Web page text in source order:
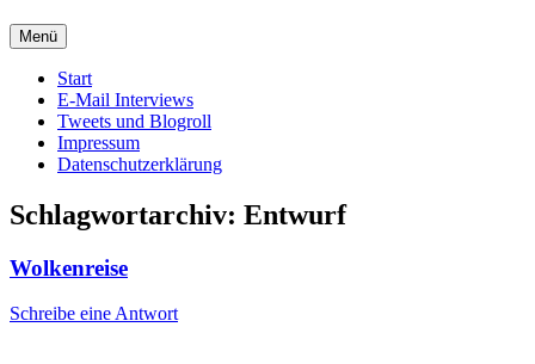
Menü
Start
E-Mail Interviews
Tweets und Blogroll
Impressum
Datenschutzerklärung
Schlagwortarchiv: Entwurf
Wolkenreise
Schreibe eine Antwort